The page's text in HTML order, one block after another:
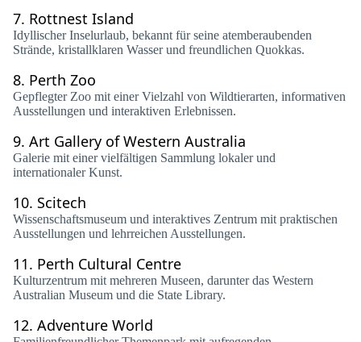
7. Rottnest Island
Idyllischer Inselurlaub, bekannt für seine atemberaubenden
Strände, kristallklaren Wasser und freundlichen Quokkas.
8. Perth Zoo
Gepflegter Zoo mit einer Vielzahl von Wildtierarten, informativen
Ausstellungen und interaktiven Erlebnissen.
9. Art Gallery of Western Australia
Galerie mit einer vielfältigen Sammlung lokaler und
internationaler Kunst.
10. Scitech
Wissenschaftsmuseum und interaktives Zentrum mit praktischen
Ausstellungen und lehrreichen Ausstellungen.
11. Perth Cultural Centre
Kulturzentrum mit mehreren Museen, darunter das Western
Australian Museum und die State Library.
12. Adventure World